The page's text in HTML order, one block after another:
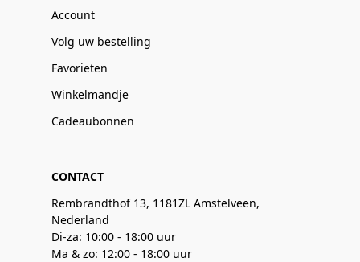
Account
Volg uw bestelling
Favorieten
Winkelmandje
Cadeaubonnen
CONTACT
Rembrandthof 13, 1181ZL Amstelveen,
Nederland
Di-za: 10:00 - 18:00 uur
Ma & zo: 12:00 - 18:00 uur